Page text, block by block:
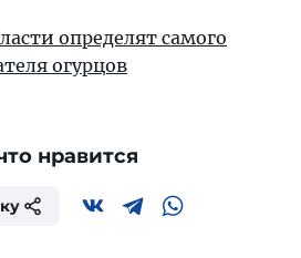
определят самого
огурцов
нравится